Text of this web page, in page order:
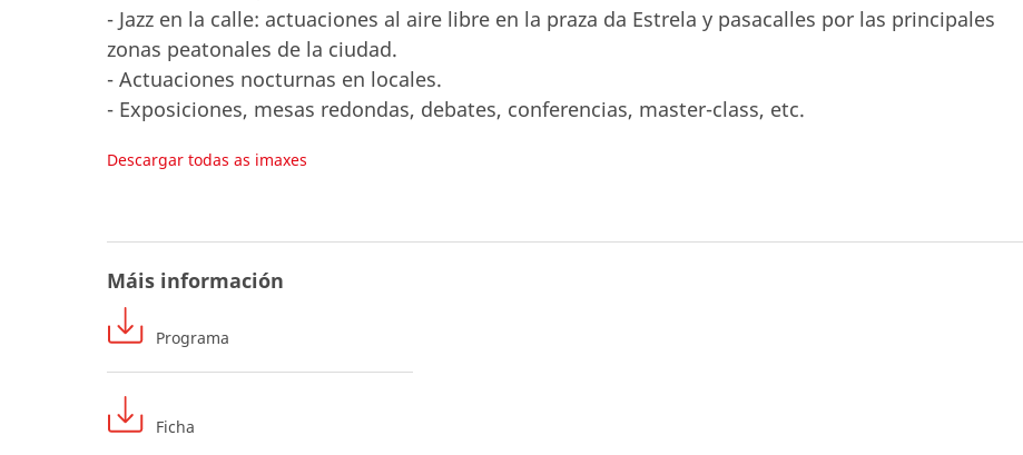
- Jazz en la calle: actuaciones al aire libre en la praza da Estrela y pasacalles por las principales
zonas peatonales de la ciudad.
- Actuaciones nocturnas en locales.
- Exposiciones, mesas redondas, debates, conferencias, master-class, etc.
Descargar todas as imaxes
Máis información
Programa
Ficha